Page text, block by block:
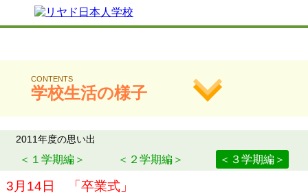
CONTENTS
学校生活の様子
2016 2017 2018 2019 2020 2021
2022 2023 2024
2011年度の思い出
１学期編 ２学期編 ３学期編
3月14日 「卒業式」